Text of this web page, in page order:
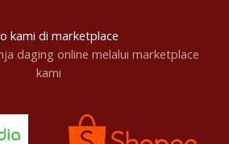
kami di marketplace
daging online melalui marketplace
kami